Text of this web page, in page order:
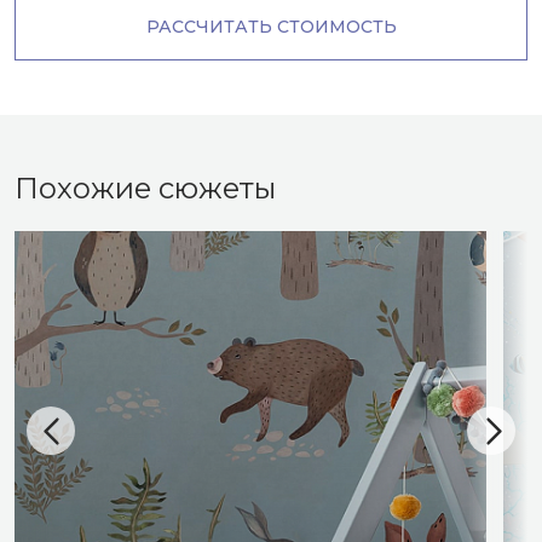
РАССЧИТАТЬ СТОИМОСТЬ
Похожие сюжеты